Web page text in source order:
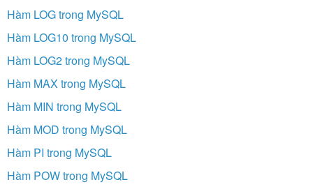
Hàm LOG trong MySQL
Hàm LOG10 trong MySQL
Hàm LOG2 trong MySQL
Hàm MAX trong MySQL
Hàm MIN trong MySQL
Hàm MOD trong MySQL
Hàm PI trong MySQL
Hàm POW trong MySQL